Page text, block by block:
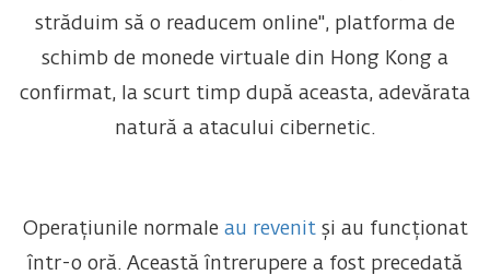
străduim să o readucem online", platforma de
schimb de monede virtuale din Hong Kong a
confirmat, la scurt timp după aceasta, adevărata
natură a atacului cibernetic.
Operațiunile normale au revenitși au funcționat
într-o oră. Această întrerupere a fost precedată